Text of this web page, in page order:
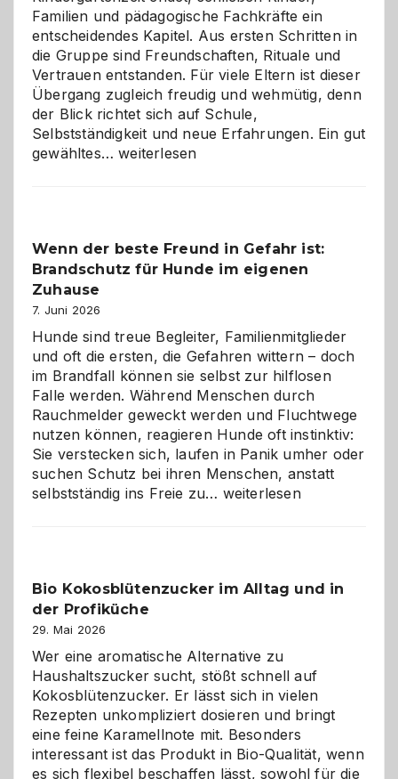
Familien und pädagogische Fachkräfte ein
entscheidendes Kapitel. Aus ersten Schritten in
die Gruppe sind Freundschaften, Rituale und
Vertrauen entstanden. Für viele Eltern ist dieser
Übergang zugleich freudig und wehmütig, denn
der Blick richtet sich auf Schule,
Selbstständigkeit und neue Erfahrungen. Ein gut
gewähltes…Abschied
und
herzlich
weiterlesen
Wenn der beste Freund in Gefahr ist:
Brandschutz für Hunde im eigenen
Zuhause
7. Juni 2026
Hunde sind treue Begleiter, Familienmitglieder
und oft die ersten, die Gefahren wittern – doch
im Brandfall können sie selbst zur hilflosen
Falle werden. Während Menschen durch
Rauchmelder geweckt werden und Fluchtwege
nutzen können, reagieren Hunde oft instinktiv:
Sie verstecken sich, laufen in Panik umher oder
suchen Schutz bei ihren Menschen, anstatt
selbstständig ins Freie zu… Wenn
Gefahr
für
Hunde
im
eigenen
Zuhause
weiterlesen
Bio Kokosblütenzucker im Alltag und in
der Profiküche
29. Mai 2026
Wer eine aromatische Alternative zu
Haushaltszucker sucht, stößt schnell auf
Kokosblütenzucker. Er lässt sich in vielen
Rezepten unkompliziert dosieren und bringt
eine feine Karamellnote mit. Besonders
interessant ist das Produkt in Bio-Qualität, wenn
es sich flexibel beschaffen lässt, sowohl für die